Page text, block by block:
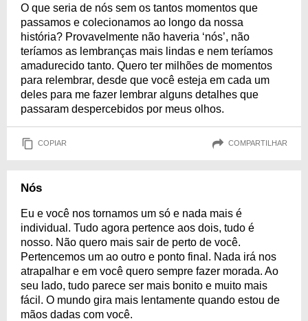
O que seria de nós sem os tantos momentos que
passamos e colecionamos ao longo da nossa
história? Provavelmente não haveria ‘nós’, não
teríamos as lembranças mais lindas e nem teríamos
amadurecido tanto. Quero ter milhões de momentos
para relembrar, desde que você esteja em cada um
deles para me fazer lembrar alguns detalhes que
passaram despercebidos por meus olhos.
COPIAR COMPARTILHAR
Nós
Eu e você nos tornamos um só e nada mais é
individual. Tudo agora pertence aos dois, tudo é
nosso. Não quero mais sair de perto de você.
Pertencemos um ao outro e ponto final. Nada irá nos
atrapalhar e em você quero sempre fazer morada. Ao
seu lado, tudo parece ser mais bonito e muito mais
fácil. O mundo gira mais lentamente quando estou de
mãos dadas com você.